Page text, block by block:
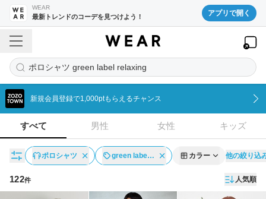
WEAR
最新トレンドのコーデを見つけよう！ アプリで開く
ポロシャツ green label relaxing
新規会員登録で1,000ptもらえるチャンス
すべて 男性 女性 キッズ
ポロシャツ green labe… カラー 他の絞り込
122件 人気順